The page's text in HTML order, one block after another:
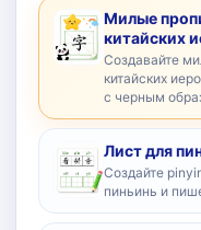
Милые
китайских
Создавайте
китайских
с черным
Лист для
Создайте
пиньинь и